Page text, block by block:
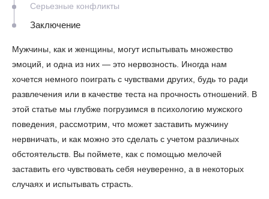
Серьезные конфликты
Заключение
Мужчины, как и женщины, могут испытывать множество
эмоций, и одна из них — это нервозность. Иногда нам
хочется немного поиграть с чувствами других, будь то ради
развлечения или в качестве теста на прочность отношений. В
этой статье мы глубже погрузимся в психологию мужского
поведения, рассмотрим, что может заставить мужчину
нервничать, и как можно это сделать с учетом различных
обстоятельств. Вы поймете, как с помощью мелочей
заставить его чувствовать себя неуверенно, а в некоторых
случаях и испытывать страсть.